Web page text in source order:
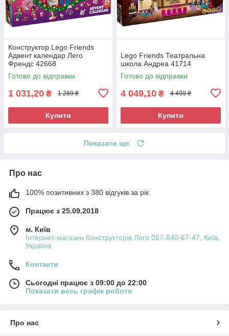
Конструктор Lego Friends
Адвент календар Лего
Френдс 42668
Готово до відправки
1 031,20 ₴ 1 289 ₴
Купити
Lego Friends Театральна
школа Андреа 41714
Готово до відправки
4 049,10 ₴ 4 499 ₴
Купити
Показати ще
Про нас
100% позитивних з 380 відгуків за рік
Працює з 25.09.2018
м. Київ
Інтернет-магазин Конструкторів Лего 067-840-67-47, Київ,
Україна
Контакти
Сьогодні працює з 09:00 до 22:00
Показати весь графік роботи
Про нас